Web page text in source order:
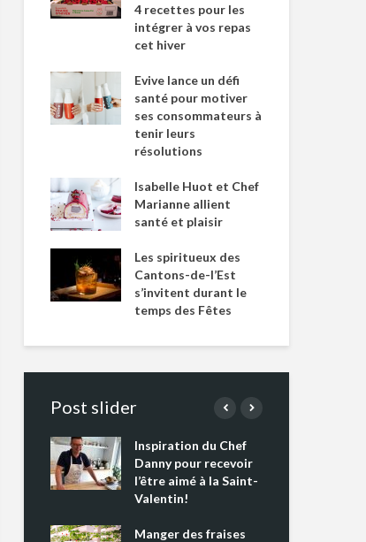
4 recettes pour les
intégrer à vos repas
cet hiver
Evive lance un défi
santé pour motiver
ses consommateurs à
tenir leurs
résolutions
Isabelle Huot et Chef
Marianne allient
santé et plaisir
Les spiritueux des
Cantons-de-l’Est
s’invitent durant le
temps des Fêtes
Post slider
Inspiration du Chef
Danny pour recevoir
l’être aimé à la Saint-
Valentin!
Manger des fraises